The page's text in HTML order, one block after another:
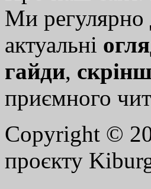
Ми регулярно
актуальні
гайди,
приємного
Copyright ©
проєкту